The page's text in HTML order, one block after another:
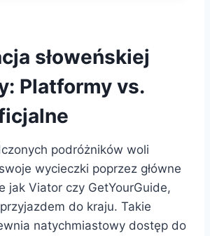
słoweńskiej
Platformy vs.
podróżników woli
wycieczki poprzez główne
jak Viator czy GetYourGuide,
do kraju. Takie
natychmiastowy dostęp do